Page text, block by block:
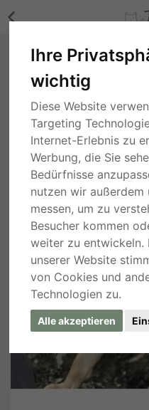
Ihre
wichtig
Diese Website
Targeting
Internet-Erlebnis zu
Werbung, die Sie
Bedürfnisse
nutzen wir außerdem
messen, um zu
Besucher kommen
weiter zu entwickeln.
unserer Website
von Cookies und
Technologien zu.
Alle akzeptieren
Carmen, ein Traum
Mischling - Hündin
Hamburg, vor 5 Jahren